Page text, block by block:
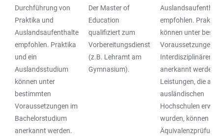
Durchführung von
Praktika und
Auslandsaufenthalte
empfohlen. Praktika
und ein
Auslandsstudium
können unter
bestimmten
Voraussetzungen im
Bachelorstudium
anerkannt werden.
Der Master of
Education
qualifiziert zum
Vorbereitungsdienst
(z.B. Lehramt am
Gymnasium).
empfohlen.
können unter
Voraussetzungen
Interdisziplinären
anerkannt werden;
Leistungen, die an
ausländischen
Hochschulen
wurden, können
Äquivalenzprüfung